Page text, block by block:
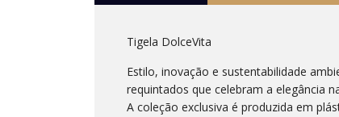
Tigela DolceVita
Estilo, inovação e sustentabilidade
requintados que celebram a elegância
A coleção exclusiva é produzida em